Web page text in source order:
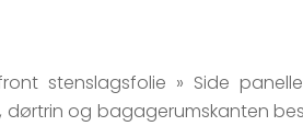
front stenslagsfolie » Side
dørtrin og bagagerumskanten